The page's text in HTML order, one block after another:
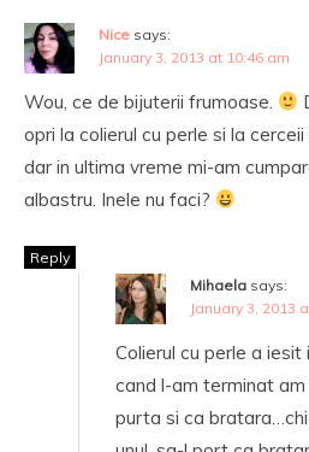
Nice says:
January 3, 2013 at 10:46 am
Wou, ce de bijuterii frumoase.
opri la colierul cu perle si la
dar in ultima vreme mi-am
albastru. Inele nu faci?
Reply
Mihaela says:
January 3, 2013
Colierul cu perle a
cand l-am terminat
purta si ca